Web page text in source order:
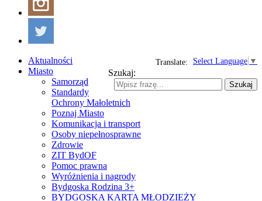
Select Language ▼
Translate:
Szukaj:
Szukaj
Aktualności
Miasto
Samorząd
Standardy
Ochrony Małoletnich
Poznaj Miasto
Komunikacja i transport
Osoby niepełnosprawne
Zdrowie
ZIT BydOF
Pomoc prawna
Wyróżnienia i nagrody
Bydgoska Rodzina 3+
BYDGOSKA KARTA MŁODZIEŻY